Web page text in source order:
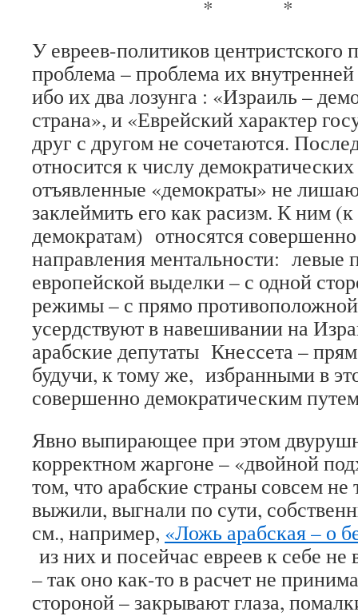
* *
У евреев-политиков центристского
проблема – проблема их
ибо их два лозунга : «Израиль –
страна», и «Еврейский характер
друг с другом не сочетаются.
относится к числу
отъявленные «демократы» не
заклеймить его как расизм. К ним
демократам) относятся
направления ментальности: левые
европейской выделки – с одной
режимы – с прямо
усердствуют в навешивании на
арабские депутаты Кнессета –
будучи, к тому же, избранными в
совершенно демократическим
Явно выпирающее при этом
корректном жаргоне – «двойной
том, что арабские страны совсем не
выжили, выгнали по сути,
см., например, «Ложь арабская – о
из них и посейчас евреев к себе
– так оно как-то в расчет не
стороной – закрывают глаза,